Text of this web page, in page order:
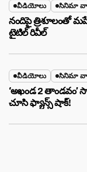
వీడియోలు సినిమా
నందిపై త్రిశూలంతో
టైటిల్ రివీల్
వీడియోలు సినిమా
‘అఖండ 2
చూసి ఫ్యాన్స్ షాక్!